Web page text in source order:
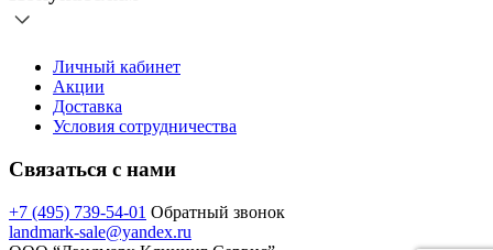
Личный кабинет
Акции
Доставка
Условия сотрудничества
Связаться с нами
+7 (495) 739-54-01 Обратный звонок
landmark-sale@yandex.ru